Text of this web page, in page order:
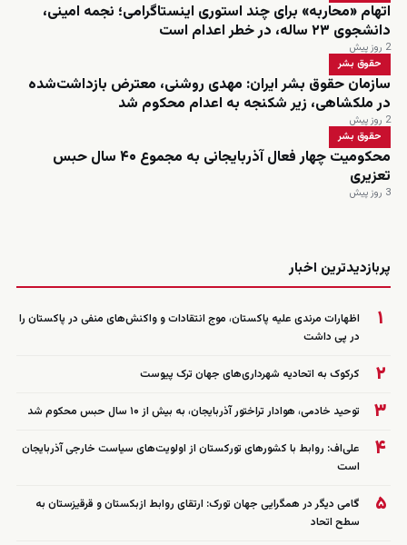
اتهام «محاربه» برای چند استوری اینستاگرامی؛ نجمه امینی،
دانشجوی ۲۳ ساله، در خطر اعدام است
2 روز پیش
حقوق بشر
سازمان حقوق بشر ایران: مهدی روشنی، معترض بازداشت‌شده
در ملکشاهی، زیر شکنجه به اعدام محکوم شد
2 روز پیش
حقوق بشر
محکومیت چهار فعال آذربایجانی به مجموع ۴۰ سال حبس
تعزیری
3 روز پیش
پربازدیدترین اخبار
۱
اظهارات مرندی علیه پاکستان، موج انتقادات و واکنش‌های منفی در پاکستان را
در پی داشت
۲ کرکوک به اتحادیه شهرداری‌های جهان ترک پیوست
۳ توحید خادمی، هوادار تراختور آذربایجان، به بیش از ۱۰ سال حبس محکوم شد
۴
علی‌اف: روابط با کشورهای تورکستان از اولویت‌های سیاست خارجی آذربایجان
است
۵
گامی دیگر در همگرایی جهان تورک: ارتقای روابط ازبکستان و قرقیزستان به
سطح اتحاد